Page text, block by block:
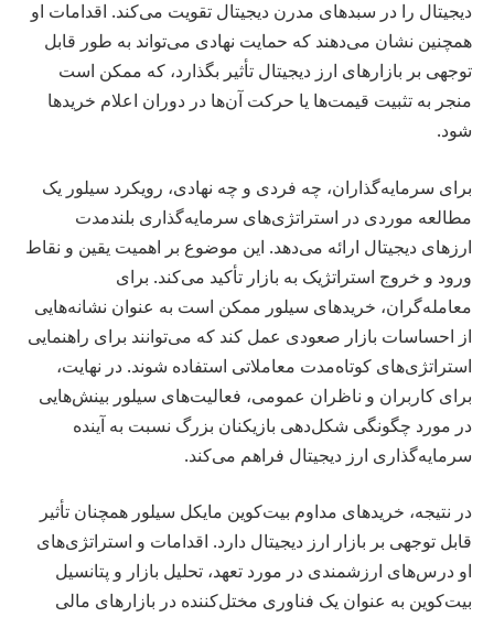
دیجیتال را در سبدهای مدرن دیجیتال تقویت می‌کند. اقدامات او
همچنین نشان می‌دهند که حمایت نهادی می‌تواند به طور قابل
توجهی بر بازارهای ارز دیجیتال تأثیر بگذارد، که ممکن است
منجر به تثبیت قیمت‌ها یا حرکت آن‌ها در دوران اعلام خرید‌ها
شود.
برای سرمایه‌گذاران، چه فردی و چه نهادی، رویکرد سیلور یک
مطالعه موردی در استراتژی‌های سرمایه‌گذاری بلندمدت
ارزهای دیجیتال ارائه می‌دهد. این موضوع بر اهمیت یقین و نقاط
ورود و خروج استراتژیک به بازار تأکید می‌کند. برای
معامله‌گران، خریدهای سیلور ممکن است به عنوان نشانه‌هایی
از احساسات بازار صعودی عمل کند که می‌توانند برای راهنمایی
استراتژی‌های کوتاه‌مدت معاملاتی استفاده شوند. در نهایت،
برای کاربران و ناظران عمومی، فعالیت‌های سیلور بینش‌هایی
در مورد چگونگی شکل‌دهی بازیکنان بزرگ نسبت به آینده
سرمایه‌گذاری ارز دیجیتال فراهم می‌کند.
در نتیجه، خریدهای مداوم بیت‌کوین مایکل سیلور همچنان تأثیر
قابل توجهی بر بازار ارز دیجیتال دارد. اقدامات و استراتژی‌های
او درس‌های ارزشمندی در مورد تعهد، تحلیل بازار و پتانسیل
بیت‌کوین به عنوان یک فناوری مختل‌کننده در بازارهای مالی